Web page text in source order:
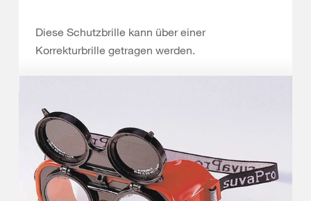
Diese Schutzbrille kann über einer
Korrekturbrille getragen werden.